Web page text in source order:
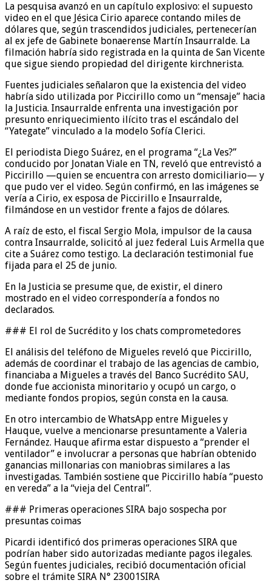
La pesquisa avanzó en un capítulo explosivo: el supuesto
video en el que Jésica Cirio aparece contando miles de
dólares que, según trascendidos judiciales, pertenecerían
al ex jefe de Gabinete bonaerense Martín Insaurralde. La
filmación habría sido registrada en la quinta de San Vicente
que sigue siendo propiedad del dirigente kirchnerista.
Fuentes judiciales señalaron que la existencia del video
habría sido utilizada por Piccirillo como un “mensaje” hacia
la Justicia. Insaurralde enfrenta una investigación por
presunto enriquecimiento ilícito tras el escándalo del
“Yategate” vinculado a la modelo Sofía Clerici.
El periodista Diego Suárez, en el programa “¿La Ves?”
conducido por Jonatan Viale en TN, reveló que entrevistó a
Piccirillo —quien se encuentra con arresto domiciliario— y
que pudo ver el video. Según confirmó, en las imágenes se
vería a Cirio, ex esposa de Piccirillo e Insaurralde,
filmándose en un vestidor frente a fajos de dólares.
A raíz de esto, el fiscal Sergio Mola, impulsor de la causa
contra Insaurralde, solicitó al juez federal Luis Armella que
cite a Suárez como testigo. La declaración testimonial fue
fijada para el 25 de junio.
En la Justicia se presume que, de existir, el dinero
mostrado en el video correspondería a fondos no
declarados.
### El rol de Sucrédito y los chats comprometedores
El análisis del teléfono de Migueles reveló que Piccirillo,
además de coordinar el trabajo de las agencias de cambio,
financiaba a Migueles a través del Banco Sucrédito SAU,
donde fue accionista minoritario y ocupó un cargo, o
mediante fondos propios, según consta en la causa.
En otro intercambio de WhatsApp entre Migueles y
Hauque, vuelve a mencionarse presuntamente a Valeria
Fernández. Hauque afirma estar dispuesto a “prender el
ventilador” e involucrar a personas que habrían obtenido
ganancias millonarias con maniobras similares a las
investigadas. También sostiene que Piccirillo había “puesto
en vereda” a la “vieja del Central”.
### Primeras operaciones SIRA bajo sospecha por
presuntas coimas
Picardi identificó dos primeras operaciones SIRA que
podrían haber sido autorizadas mediante pagos ilegales.
Según fuentes judiciales, recibió documentación oficial
sobre el trámite SIRA N° 23001SIRA